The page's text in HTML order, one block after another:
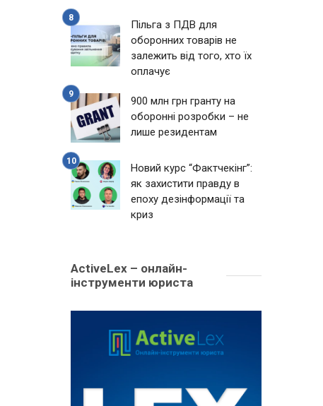
Пільга з ПДВ для
оборонних товарів не
залежить від того, хто їх
оплачує
900 млн грн гранту на
оборонні розробки – не
лише резидентам
Новий курс “Фактчекінг”:
як захистити правду в
епоху дезінформації та
криз
ActiveLex – онлайн-
інструменти юриста